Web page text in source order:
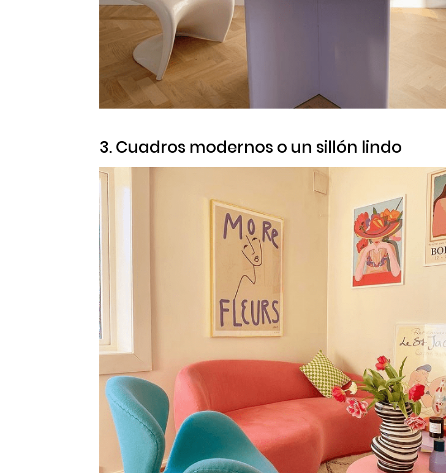
3. Cuadros modernos o un sillón lindo